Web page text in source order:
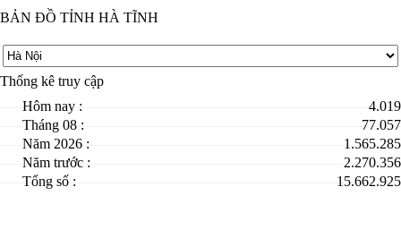
BẢN ĐỒ TỈNH HÀ TĨNH
Thống kê truy cập
Hôm nay :
4.019
Tháng 08 :
77.057
Năm 2026 :
1.565.285
Năm trước :
2.270.356
Tổng số :
15.662.925